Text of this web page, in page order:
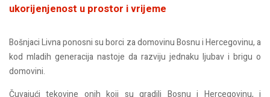
ukorijenjenost u prostor i vrijeme
Bošnjaci Livna ponosni su borci za domovinu Bosnu i Hercegovinu, a
kod mladih generacija nastoje da razviju jednaku ljubav i brigu o
domovini.
Čuvajući tekovine onih koji su gradili Bosnu i Hercegovinu, i